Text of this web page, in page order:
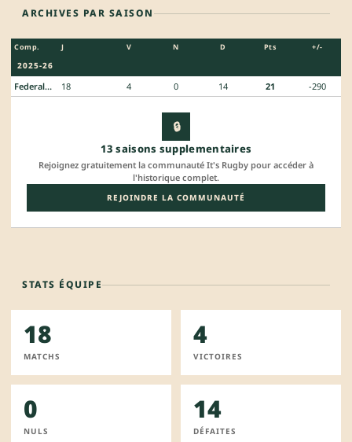
ARCHIVES PAR SAISON
Comp. J V N D Pts +/-
2025-26
Federale 3 18 4 0 14 21 -290
🔒
13 saisons supplementaires
Rejoignez gratuitement la communauté It's Rugby pour accéder à
l'historique complet.
REJOINDRE LA COMMUNAUTÉ
STATS ÉQUIPE
18
MATCHS
4
VICTOIRES
0
NULS
14
DÉFAITES